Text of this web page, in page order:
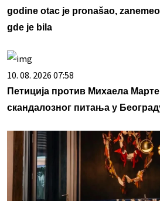
godine otac je pronašao,
gde je bila
10. 08. 2026 07:58
Петиција против Михаела
скандалозног питања у